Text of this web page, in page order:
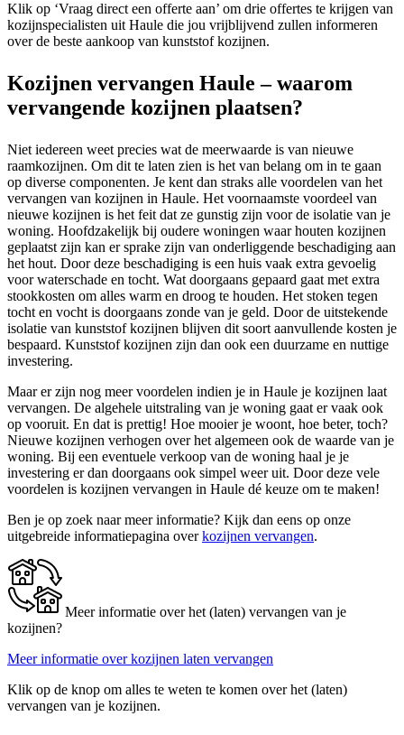
Klik op ‘Vraag direct een offerte aan’ om drie offertes te krijgen van
kozijnspecialisten uit Haule die jou vrijblijvend zullen informeren
over de beste aankoop van kunststof kozijnen.
Kozijnen vervangen Haule – waarom
vervangende kozijnen plaatsen?
Niet iedereen weet precies wat de meerwaarde is van nieuwe
raamkozijnen. Om dit te laten zien is het van belang om in te gaan
op diverse componenten. Je kent dan straks alle voordelen van het
vervangen van kozijnen in Haule. Het voornaamste voordeel van
nieuwe kozijnen is het feit dat ze gunstig zijn voor de isolatie van je
woning. Hoofdzakelijk bij oudere woningen waar houten kozijnen
geplaatst zijn kan er sprake zijn van onderliggende beschadiging aan
het hout. Door deze beschadiging is een huis vaak extra gevoelig
voor waterschade en tocht. Wat doorgaans gepaard gaat met extra
stookkosten om alles warm en droog te houden. Het stoken tegen
tocht en vocht is doorgaans zonde van je geld. Door de uitstekende
isolatie van kunststof kozijnen blijven dit soort aanvullende kosten je
bespaard. Kunststof kozijnen zijn dan ook een duurzame en nuttige
investering.
Maar er zijn nog meer voordelen indien je in Haule je kozijnen laat
vervangen. De algehele uitstraling van je woning gaat er vaak ook
op vooruit. En dat is prettig! Hoe mooier je woont, hoe beter, toch?
Nieuwe kozijnen verhogen over het algemeen ook de waarde van je
woning. Bij een eventuele verkoop van de woning haal je je
investering er dan doorgaans ook simpel weer uit. Door deze vele
voordelen is kozijnen vervangen in Haule dé keuze om te maken!
Ben je op zoek naar meer informatie? Kijk dan eens op onze
uitgebreide informatiepagina overkozijnen vervangen.
Meer informatie over het (laten) vervangen van je
kozijnen?
Meer informatie over kozijnen laten vervangen
Klik op de knop om alles te weten te komen over het (laten)
vervangen van je kozijnen.